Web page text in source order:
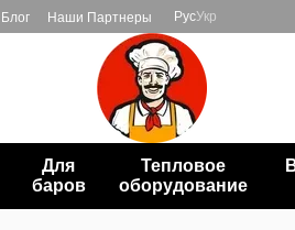
Блог Наши Партнеры РусУкр
Для
баров
Тепловое
оборудование